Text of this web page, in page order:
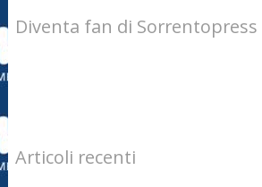
Diventa fan di Sorrentopress
Articoli recenti